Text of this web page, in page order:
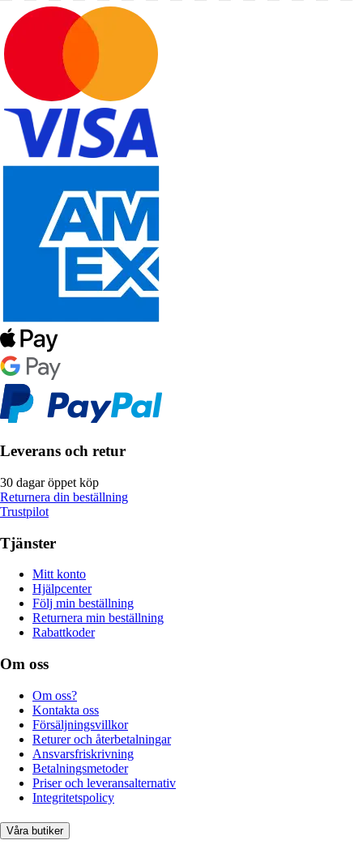
Leverans och retur
30 dagar öppet köp
Returnera din beställning
Trustpilot
Tjänster
Mitt konto
Hjälpcenter
Följ min beställning
Returnera min beställning
Rabattkoder
Om oss
Om oss?
Kontakta oss
Försäljningsvillkor
Returer och återbetalningar
Ansvarsfriskrivning
Betalningsmetoder
Priser och leveransalternativ
Integritetspolicy
Våra butiker